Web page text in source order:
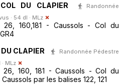
DU CLAPIER
Randonnée
· 54 dl · MLz
160,181 - Caussols - Col du
CLAPIER
Randonnée Pédestre
MLz
160, 181 - Caussols - Col du
par les balises 122, 121